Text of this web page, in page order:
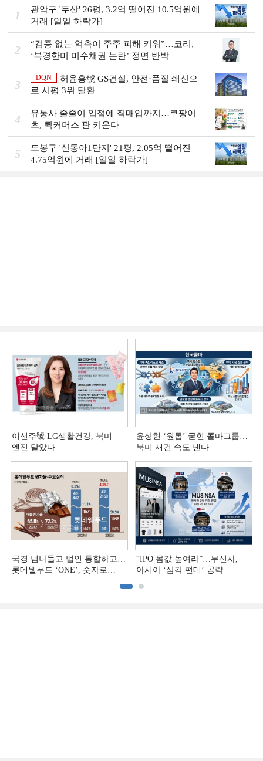
1
관악구 '두산' 26평, 3.2억 떨어진 10.5억원에
거래 [일일 하락가]
2
“검증 없는 억측이 주주 피해 키워”…코리,
‘북경한미 미수채권 논란’ 정면 반박
3
DQN
허윤홍號 GS건설, 안전·품질 쇄신으
로 시평 3위 탈환
4
유통사 줄줄이 입점에 직매입까지…쿠팡이
츠, 퀵커머스 판 키운다
5
도봉구 '신동아1단지' 21평, 2.05억 떨어진
4.75억원에 거래 [일일 하락가]
이선주號 LG생활건강, 북미
엔진 달았다
윤상현 ‘원톱ʼ 굳힌 콜마그룹…
북미 재건 속도 낸다
국경 넘나들고 법인 통합하고…
롯데웰푸드 ‘ONE’, 숫자로
“IPO 몸값 높여라”…무신사,
아시아 ‘삼각 편대’ 공략